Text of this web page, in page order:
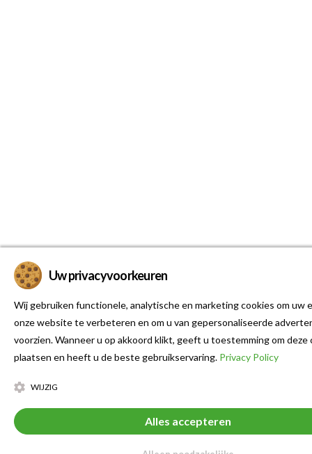
Uw privacyvoorkeuren
Wij gebruiken functionele, analytische en marketing cookies om uw
onze website te verbeteren en om u van gepersonaliseerde
voorzien. Wanneer u op akkoord klikt, geeft u toestemming om deze
plaatsen en heeft u de beste gebruikservaring. Privacy Policy
WIJZIG
Alles accepteren